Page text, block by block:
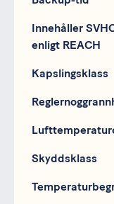
Innehåller
enligt REACH
Kapslingsklass
Skyddsklass